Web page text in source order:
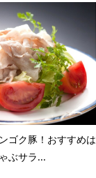
ゴク豚！おすすめは
ぶサラ...